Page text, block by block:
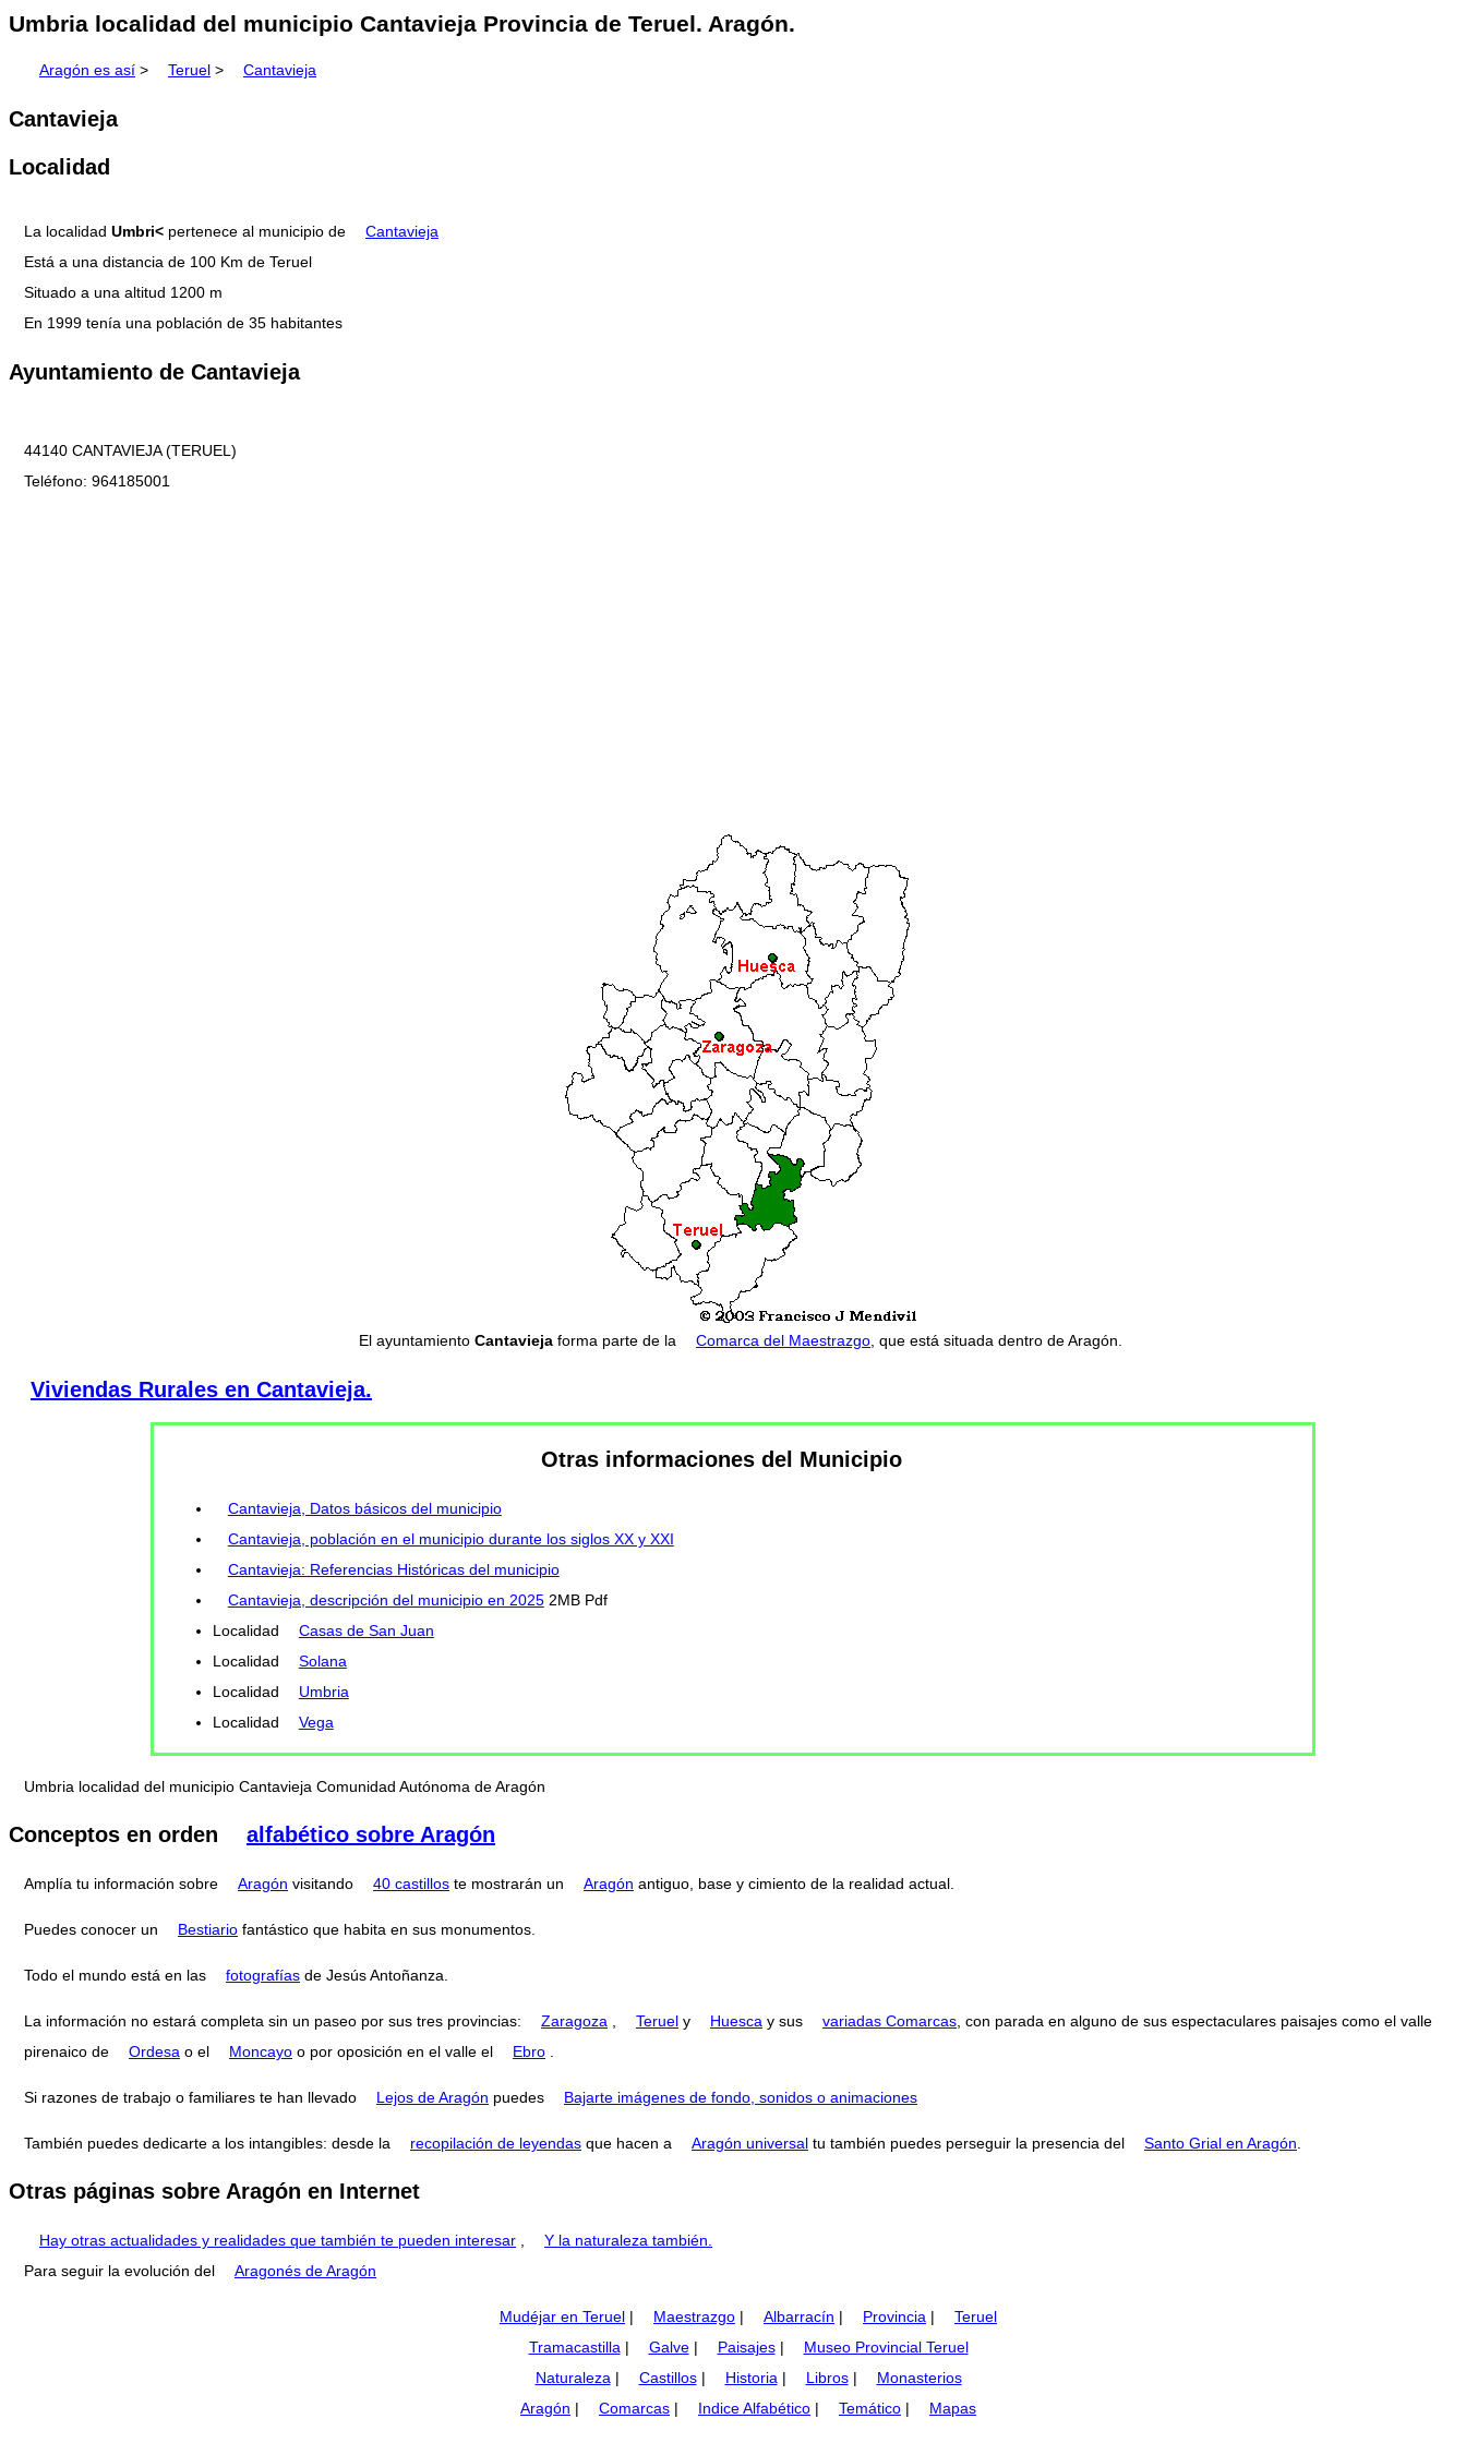
Umbria localidad del municipio Cantavieja Provincia de Teruel. Aragón.
Aragón es así > Teruel > Cantavieja
Cantavieja
Localidad
La localidad Umbri< pertenece al municipio de
Cantavieja
Está a una distancia de 100 Km de Teruel
Situado a una altitud 1200 m
En 1999 tenía una población de 35 habitantes
Ayuntamiento de Cantavieja
44140 CANTAVIEJA (TERUEL)
Teléfono: 964185001
El ayuntamiento Cantavieja forma parte de la Comarca del Maestrazgo, que está situada dentro de Aragón.
Viviendas Rurales en Cantavieja.
Otras informaciones del Municipio
Cantavieja, Datos básicos del municipio
Cantavieja, población en el municipio durante los siglos XX y XXI
Cantavieja: Referencias Históricas del municipio
Cantavieja, descripción del municipio en 20252MB Pdf
Localidad
Casas de San Juan
Localidad
Solana
Localidad
Umbria
Localidad
Vega
Umbria localidad del municipio Cantavieja Comunidad Autónoma de Aragón
Conceptos en orden alfabético sobre Aragón
Amplía tu información sobre Aragón visitando 40 castillos te mostrarán un Aragón antiguo, base y cimiento de la realidad actual.
Puedes conocer un Bestiario fantástico que habita en sus monumentos.
Todo el mundo está en las fotografías de Jesús Antoñanza.
La información no estará completa sin un paseo por sus tres provincias: Zaragoza Teruel y Huesca y sus variadas Comarcas , con parada en alguno de sus espectaculares paisajes como el valle
pirenaico de
Ordesa o el Moncayo o por oposición en el valle el Ebro
Si razones de trabajo o familiares te han llevado Lejos de Aragón puedes Bajarte imágenes de fondo, sonidos o animaciones
También puedes dedicarte a los intangibles: desde la recopilación de leyendas que hacen a Aragón universal tu también puedes perseguir la presencia del Santo Grial en Aragón
Otras páginas sobre Aragón en Internet
Hay otras actualidades y realidades que también te pueden interesar
Y la naturaleza también.
Para seguir la evolución del
Aragonés de Aragón
Mudéjar en Teruel | Maestrazgo | Albarracín | Provincia |
Teruel
Tramacastilla | Galve| Paisajes|
Museo Provincial Teruel
Naturaleza | Castillos| Historia | Libros|
Monasterios
Aragón | Comarcas | Indice Alfabético | Temático | Mapas